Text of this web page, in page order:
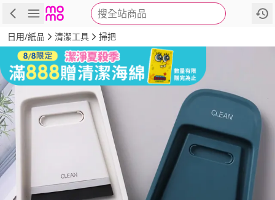
搜全站商品
商品 評價 詳情
日用/紙品 清潔工具 掃把